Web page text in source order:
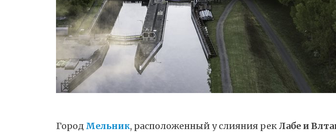
Город Мельник, расположенный у слияния рекЛабе и